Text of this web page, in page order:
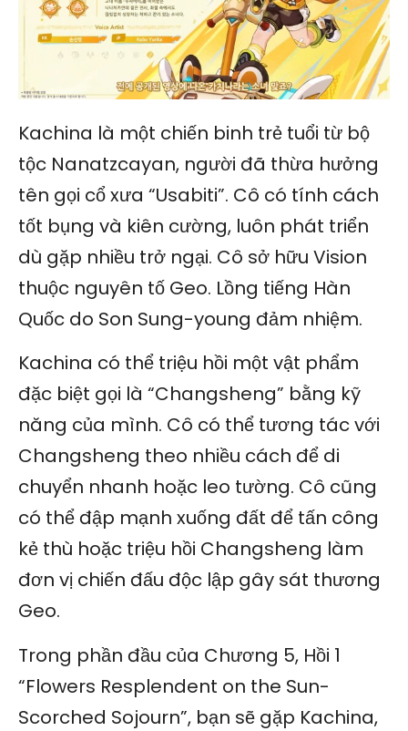
Kachina là một chiến binh trẻ tuổi từ bộ
tộc Nanatzcayan, người đã thừa hưởng
tên gọi cổ xưa “Usabiti”. Cô có tính cách
tốt bụng và kiên cường, luôn phát triển
dù gặp nhiều trở ngại. Cô sở hữu Vision
thuộc nguyên tố Geo. Lồng tiếng Hàn
Quốc do Son Sung-young đảm nhiệm.
Kachina có thể triệu hồi một vật phẩm
đặc biệt gọi là “Changsheng” bằng kỹ
năng của mình. Cô có thể tương tác với
Changsheng theo nhiều cách để di
chuyển nhanh hoặc leo tường. Cô cũng
có thể đập mạnh xuống đất để tấn công
kẻ thù hoặc triệu hồi Changsheng làm
đơn vị chiến đấu độc lập gây sát thương
Geo.
Trong phần đầu của Chương 5, Hồi 1
“Flowers Resplendent on the Sun-
Scorched Sojourn”, bạn sẽ gặp Kachina,